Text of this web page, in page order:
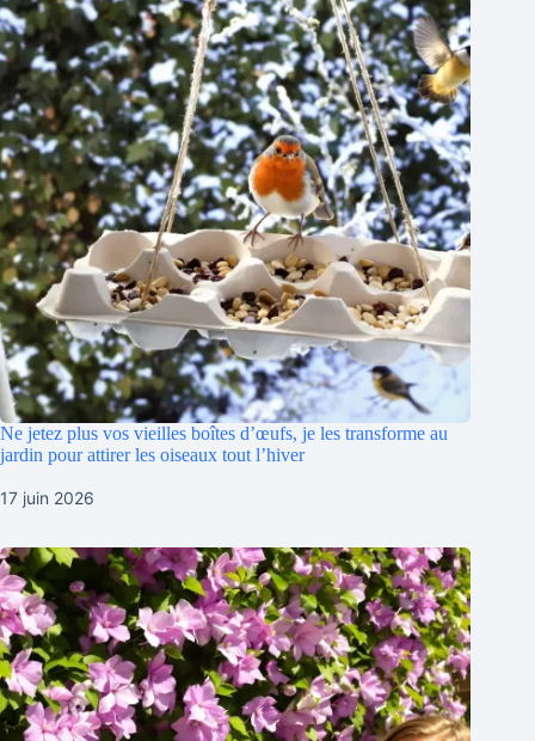
Ne jetez plus vos vieilles boîtes d’œufs, je les transforme au
jardin pour attirer les oiseaux tout l’hiver
17 juin 2026